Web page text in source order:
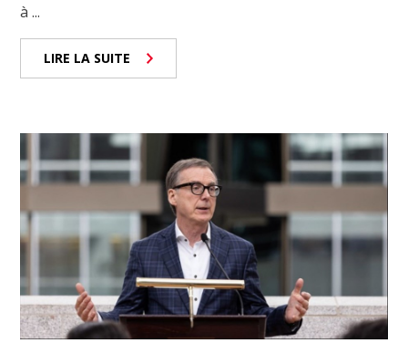
à ...
LIRE LA SUITE